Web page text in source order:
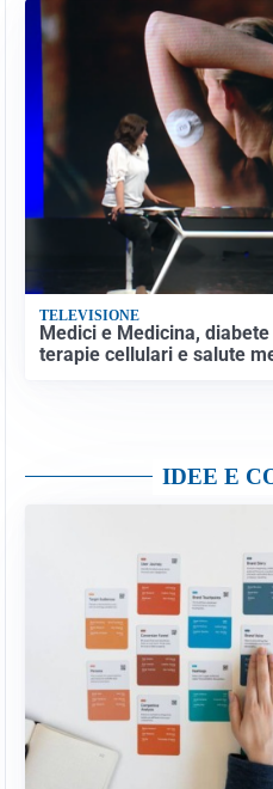
TELEVISIONE
Medici e Medicina,
terapie cellulari e salute
IDEE E